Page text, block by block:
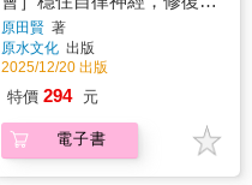
心的微習慣練習
原田賢 著
原水文化 出版
2025/12/20 出版
特價 294 元
電子書